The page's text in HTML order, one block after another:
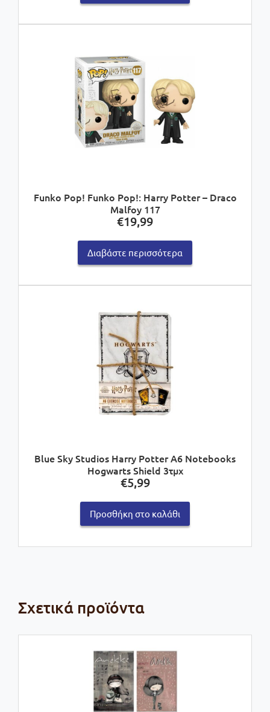
Funko Pop! Funko Pop!: Harry Potter – Draco
Malfoy 117
€19,99
Διαβάστε περισσότερα
Blue Sky Studios Harry Potter A6 Notebooks
Hogwarts Shield 3τμχ
€5,99
Προσθήκη στο καλάθι
Σχετικά προϊόντα